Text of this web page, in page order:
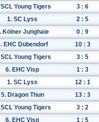
Young Tigers 3 : 6
1. SC Lyss 2 : 5
Kölner Junghaie 0 : 9
EHC Dübendorf 10: 3
Young Tigers 3 : 5
6. EHC Visp 1 : 3
1. SC Lyss 12: 1
5. Dragon Thun 13: 3
Young Tigers 3 : 2
6. EHC Visp 1 : 5